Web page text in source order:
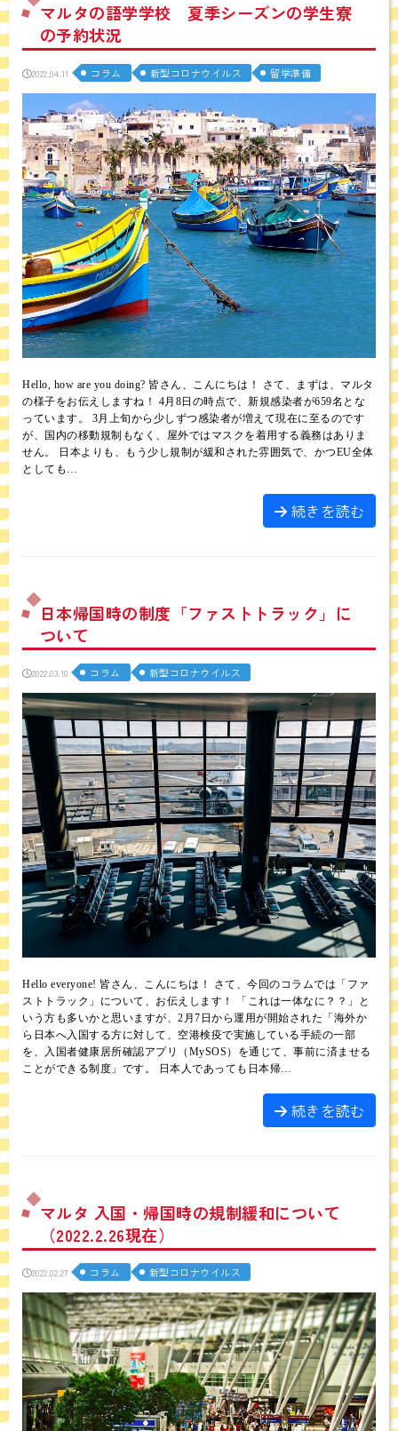
マルタの語学学校 夏季シーズンの学生寮
の予約状況
2022.04.11 コラム 新型コロナウイルス 留学準備
Hello, how are you doing? 皆さん、こんにちは！ さて、まずは、マルタ
の様子をお伝えしますね！ 4月8日の時点で、新規感染者が659名とな
っています。 3月上旬から少しずつ感染者が増えて現在に至るのです
が、国内の移動規制もなく、屋外ではマスクを着用する義務はありま
せん。 日本よりも、もう少し規制が緩和された雰囲気で、かつEU全体
としても…
続きを読む
日本帰国時の制度「ファストトラック」に
ついて
2022.03.10 コラム 新型コロナウイルス
Hello everyone! 皆さん、こんにちは！ さて、今回のコラムでは「ファ
ストトラック」について、お伝えします！ 「これは一体なに？？」と
いう方も多いかと思いますが、2月7日から運用が開始された「海外か
ら日本へ入国する方に対して、空港検疫で実施している手続の一部
を、入国者健康居所確認アプリ（MySOS）を通じて、事前に済ませる
ことができる制度」です。 日本人であっても日本帰…
続きを読む
マルタ 入国・帰国時の規制緩和について
（2022.2.26現在）
2022.02.27 コラム 新型コロナウイルス